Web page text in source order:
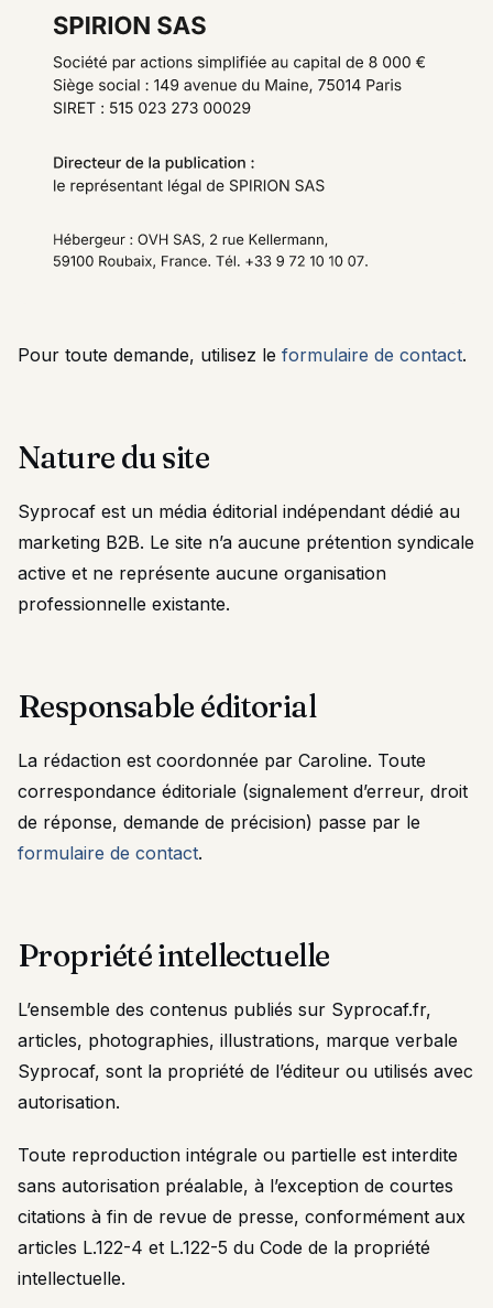
Pour toute demande, utilisez le formulaire de contact.
Nature du site
Syprocaf est un média éditorial indépendant dédié au
marketing B2B. Le site n’a aucune prétention syndicale
active et ne représente aucune organisation
professionnelle existante.
Responsable éditorial
La rédaction est coordonnée par Caroline. Toute
correspondance éditoriale (signalement d’erreur, droit
de réponse, demande de précision) passe par le
formulaire de contact.
Propriété intellectuelle
L’ensemble des contenus publiés sur Syprocaf.fr,
articles, photographies, illustrations, marque verbale
Syprocaf, sont la propriété de l’éditeur ou utilisés avec
autorisation.
Toute reproduction intégrale ou partielle est interdite
sans autorisation préalable, à l’exception de courtes
citations à fin de revue de presse, conformément aux
articles L.122-4 et L.122-5 du Code de la propriété
intellectuelle.